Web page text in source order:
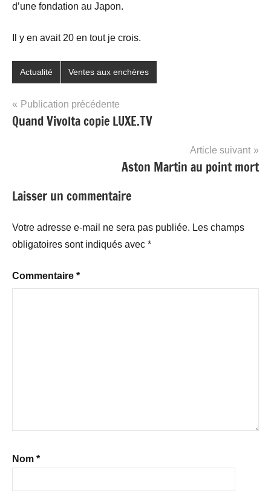
d’une fondation au Japon.
Il y en avait 20 en tout je crois.
Actualité Ventes aux enchères
Navigation
de
Publication précédente
Quand Vivolta copie LUXE.TV
Article suivant
Aston Martin au point mort
Laisser un commentaire
Votre adresse e-mail ne sera pas publiée. Les champs
obligatoires sont indiqués avec *
Commentaire *
Nom *